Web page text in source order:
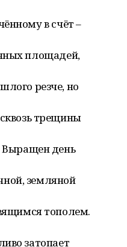
в счёт –
площадей,
резче, но
трещины
Выращен день
земляной
тополем.
затопает